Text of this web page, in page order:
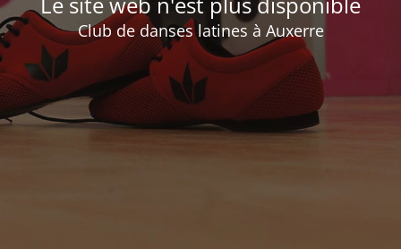
Club de danses latines à Auxerre